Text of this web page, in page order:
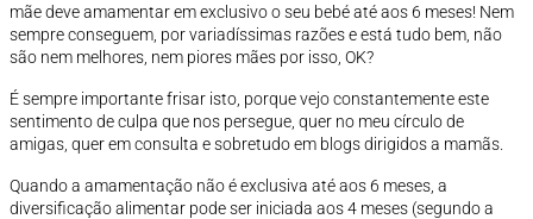
mãe deve amamentar em exclusivo o seu bebé até aos 6 meses! Nem
sempre conseguem, por variadíssimas razões e está tudo bem, não
são nem melhores, nem piores mães por isso, OK?
É sempre importante frisar isto, porque vejo constantemente este
sentimento de culpa que nos persegue, quer no meu círculo de
amigas, quer em consulta e sobretudo em blogs dirigidos a mamãs.
Quando a amamentação não é exclusiva até aos 6 meses, a
diversificação alimentar pode ser iniciada aos 4 meses (segundo a